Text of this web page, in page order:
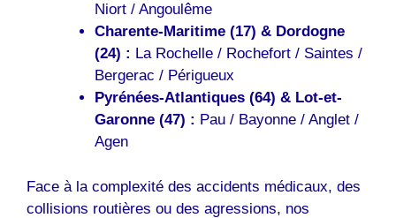
Niort / Angoulême
Charente-Maritime (17) & Dordogne
(24) : La Rochelle / Rochefort / Saintes /
Bergerac / Périgueux
Pyrénées-Atlantiques (64) & Lot-et-
Garonne (47) : Pau / Bayonne / Anglet /
Agen
Face à la complexité des accidents médicaux, des
collisions routières ou des agressions, nos